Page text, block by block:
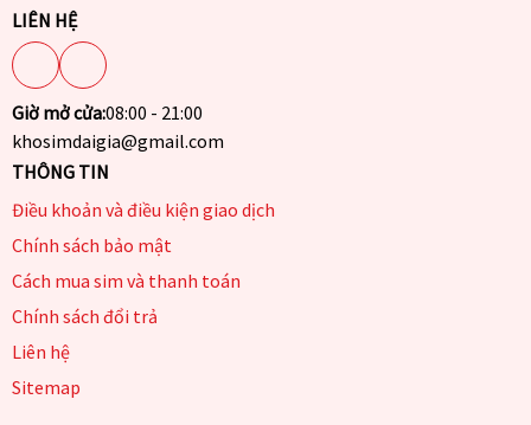
LIÊN HỆ
Giờ mở cửa:08:00 - 21:00
khosimdaigia@gmail.com
THÔNG TIN
Điều khoản và điều kiện giao dịch
Chính sách bảo mật
Cách mua sim và thanh toán
Chính sách đổi trả
Liên hệ
Sitemap